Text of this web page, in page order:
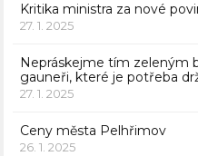
Kritika ministra za nové
27. 1. 2025
Nepráskejme tím zeleným
gauneři, které je potřeba
27. 1. 2025
Ceny města Pelhřimov
26. 1. 2025